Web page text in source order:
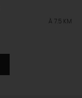
À 7.5 KM